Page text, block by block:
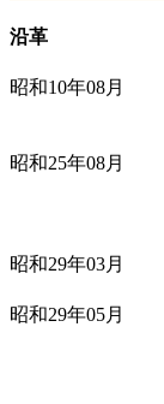
沿革
昭和10年08月
昭和25年08月
昭和29年03月
昭和29年05月